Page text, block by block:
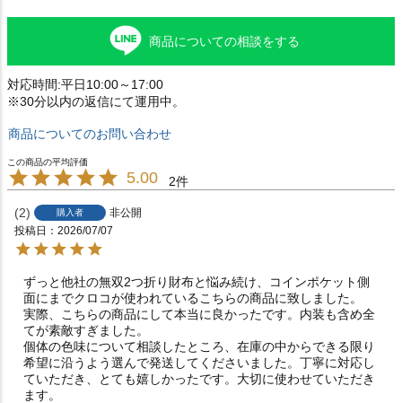
商品についての相談をする
対応時間:平日10:00～17:00
※30分以内の返信にて運用中。
商品についてのお問い合わせ
5.00 2
2 購入者
非公開
投稿日
2026/07/07
ずっと他社の無双2つ折り財布と悩み続け、コインポケット側
面にまでクロコが使われているこちらの商品に致しました。
実際、こちらの商品にして本当に良かったです。内装も含め全
てが素敵すぎました。
個体の色味について相談したところ、在庫の中からできる限り
希望に沿うよう選んで発送してくださいました。丁寧に対応し
ていただき、とても嬉しかったです。大切に使わせていただき
ます。